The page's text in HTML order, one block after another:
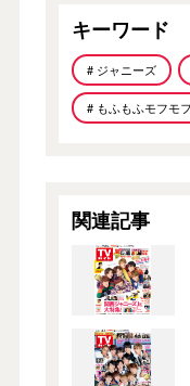
キーワード
# ジャニーズ
# もふもふモフモフ
関連記事